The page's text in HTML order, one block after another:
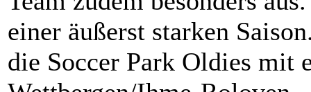
einer äußerst starken
die Soccer Park Oldies mit